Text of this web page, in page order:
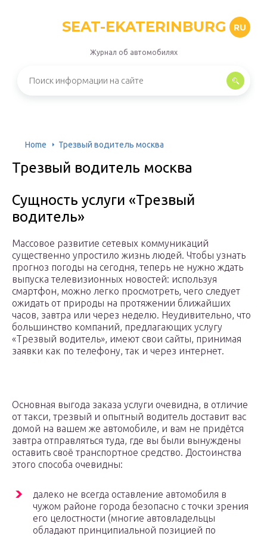
SEAT-EKATERINBURG RU
Журнал об автомобилях
Home Трезвый водитель москва
Трезвый водитель москва
Сущность услуги «Трезвый
водитель»
Массовое развитие сетевых коммуникаций
существенно упростило жизнь людей. Чтобы узнать
прогноз погоды на сегодня, теперь не нужно ждать
выпуска телевизионных новостей: используя
смартфон, можно легко просмотреть, чего следует
ожидать от природы на протяжении ближайших
часов, завтра или через неделю. Неудивительно, что
большинство компаний, предлагающих услугу
«Трезвый водитель», имеют свои сайты, принимая
заявки как по телефону, так и через интернет.
Основная выгода заказа услуги очевидна, в отличие
от такси, трезвый и опытный водитель доставит вас
домой на вашем же автомобиле, и вам не придётся
завтра отправляться туда, где вы были вынуждены
оставить своё транспортное средство. Достоинства
этого способа очевидны:
далеко не всегда оставление автомобиля в
чужом районе города безопасно с точки зрения
его целостности (многие автовладельцы
обладают принципиальной позицией по